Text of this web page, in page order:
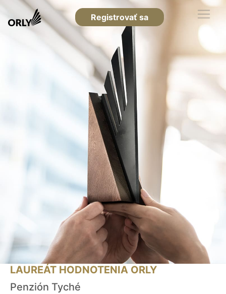
Registrovať sa
LAUREÁT HODNOTENIA ORLY
Penzión Tyché